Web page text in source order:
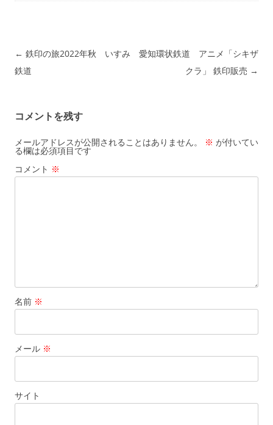
投稿ナビゲーション
← 鉄印の旅2022年秋 いすみ
鉄道
愛知環状鉄道 アニメ「シキザ
クラ」 鉄印販売 →
コメントを残す
メールアドレスが公開されることはありません。 ※ が付いてい
る欄は必須項目です
コメント ※
名前 ※
メール ※
サイト